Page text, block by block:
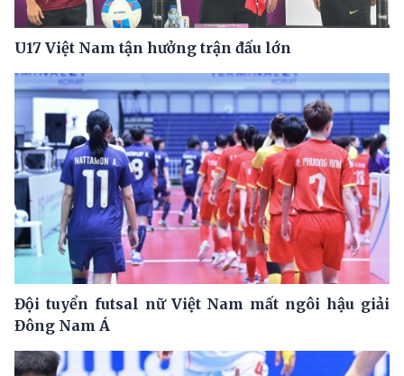
U17 Việt Nam tận hưởng trận đấu lớn
Đội tuyển futsal nữ Việt Nam mất ngôi hậu giải
Đông Nam Á